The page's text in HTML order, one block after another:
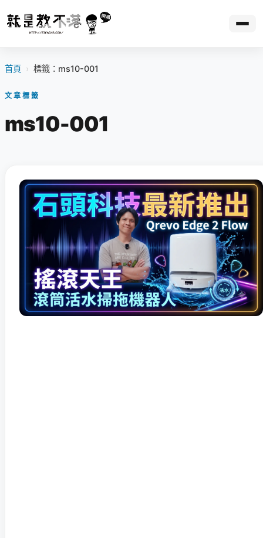
首頁 › 標籤：ms10-001
文章標籤
ms10-001